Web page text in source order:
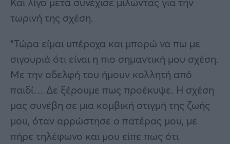
τωρινή της σχέση.
“Τώρα είμαι υπέροχα και μπορώ να πω με
σιγουριά ότι είναι η πιο σημαντική μου σχέση.
Με την αδελφή του ήμουν κολλητή από
παιδί… Δε ξέρουμε πως προέκυψε. Η σχέση
μας συνέβη σε μια κομβική στιγμή της ζωής
μου, όταν αρρώστησε ο πατέρας μου, με
πήρε τηλέφωνο και μου είπε πως ότι